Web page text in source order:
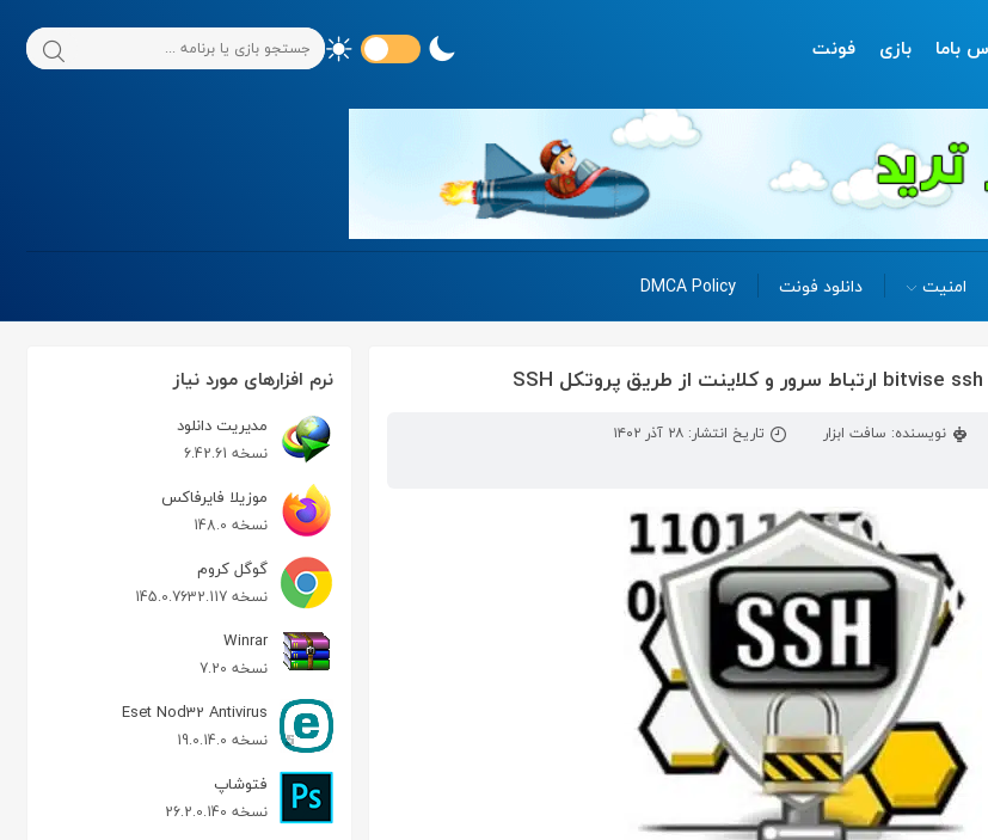
باما بازی فونت
امنیت دانلود فونت DMCA Policy
نویسنده: سافت ابزار
تاریخ انتشار: ۲۸ آذر ۱۴۰۲
نرم افزارهای مورد نیاز
مدیریت دانلود
نسخه 6.42.61
موزیلا فایرفاکس
نسخه 148.0
گوگل کروم
نسخه 145.0.7632.117
Winrar
نسخه 7.20
Eset Nod32 Antivirus
نسخه 19.0.14.0
فتوشاپ
نسخه 26.2.0.140